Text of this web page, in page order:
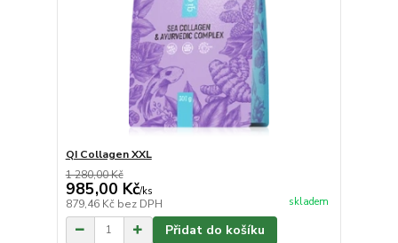
QI Collagen XXL
1 280,00 Kč
985,00 Kč/ks
879,46 Kč bez DPH skladem
Přidat do košíku